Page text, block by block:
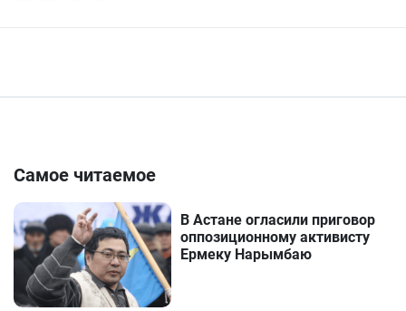
Самое читаемое
В Астане огласили приговор
оппозиционному активисту
Ермеку Нарымбаю